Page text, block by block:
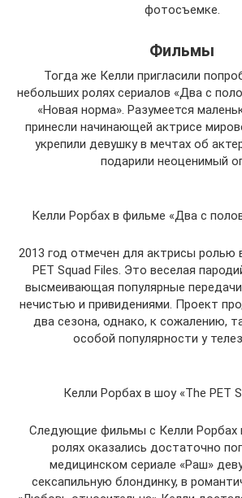
фотосъемке.
Фильмы
Тогда же Келли пригласили
небольших ролях сериалов «Два с
«Новая норма». Разумеется
принесли начинающей актрисе
укрепили девушку в мечтах об
подарили неоценимый
Келли Рорбах в фильме «Два с
2013 год отмечен для актрисы ролью
PET Squad Files. Это веселая
высмеивающая популярные
нечистью и привидениями. Проект
два сезона, однако, к сожалению,
особой популярности у
Келли Рорбах в шоу «The PET
Следующие фильмы с Келли Рорбах
ролях оказались достаточно
медицинском сериале «Раш»
сексапильную блондинку, в